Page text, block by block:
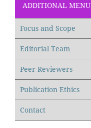
ADDITIONAL MENU
Focus and Scope
Editorial Team
Peer Reviewers
Publication Ethics
Contact